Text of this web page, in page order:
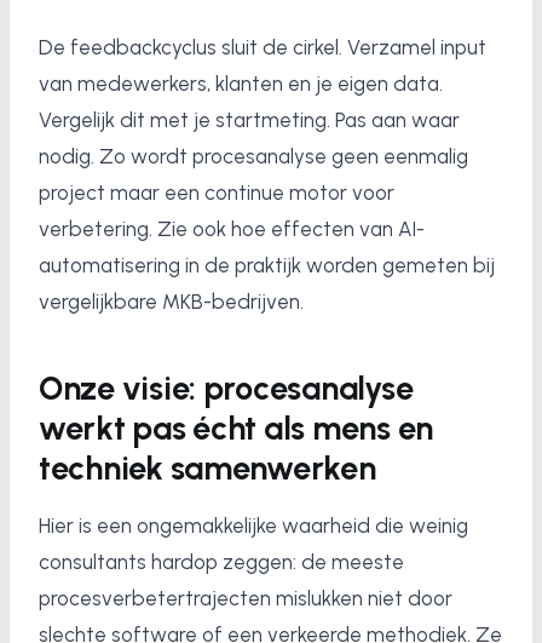
De feedbackcyclus sluit de cirkel. Verzamel input
van medewerkers, klanten en je eigen data.
Vergelijk dit met je startmeting. Pas aan waar
nodig. Zo wordt procesanalyse geen eenmalig
project maar een continue motor voor
verbetering. Zie ook hoe effecten van AI-
automatisering in de praktijk worden gemeten bij
vergelijkbare MKB-bedrijven.
Onze visie: procesanalyse
werkt pas écht als mens en
techniek samenwerken
Hier is een ongemakkelijke waarheid die weinig
consultants hardop zeggen: de meeste
procesverbetertrajecten mislukken niet door
slechte software of een verkeerde methodiek. Ze